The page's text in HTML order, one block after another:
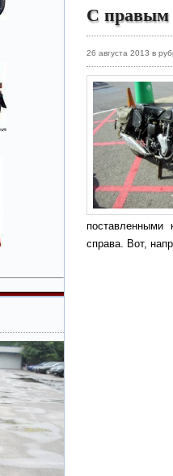
С правым
26 августа 2013 в
поставленными
справа. Вот,